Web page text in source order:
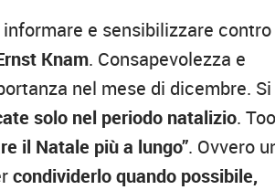
e sensibilizzare
Knam. Consapevolezza e
nel mese di dicembre. Si
solo nel periodo natalizio.
il Natale più a lungo”. Ovvero
condividerlo quando possibile,